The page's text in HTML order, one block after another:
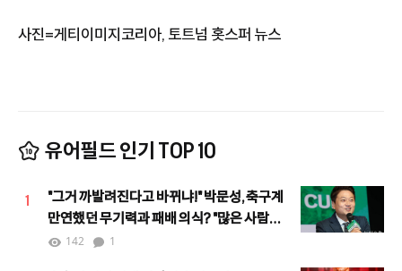
사진=게티이미지코리아, 토트넘 홋스퍼 뉴스
유어필드 인기 TOP 10
1
"그거 까발려진다고 바뀌냐!" 박문성, 축구계
만연했던 무기력과 패배 의식? "많은 사람이
힘을 모으며 달라지고 있어"
142 1